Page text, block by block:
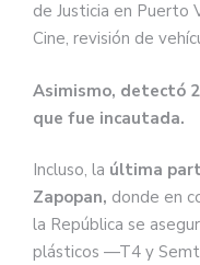
de Justicia en Puerto
Cine, revisión de
Asimismo, detectó
que fue incautada.
Incluso, la última
Zapopan, donde en
la República se
plásticos —T4 y